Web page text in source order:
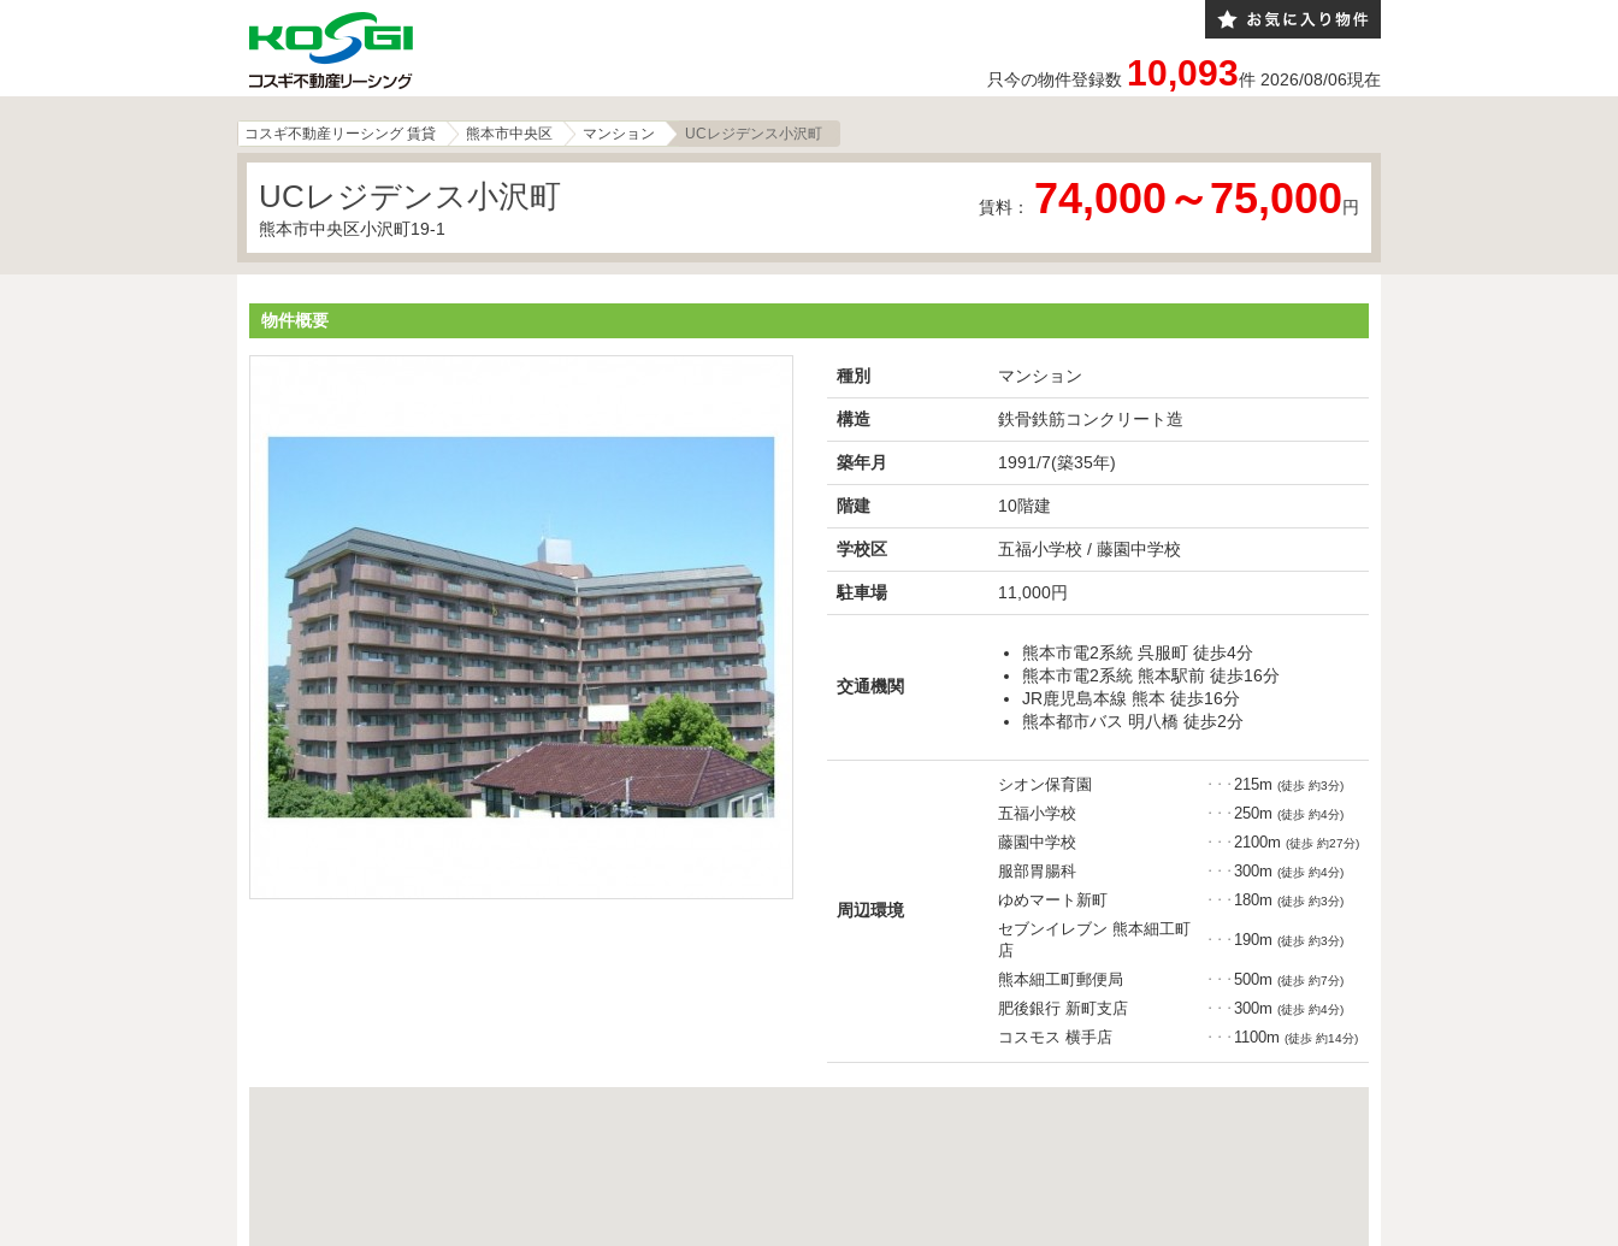
只今の物件登録数 10,093件 2026/08/06現在
コスギ不動産リーシング 賃貸 熊本市中央区 マンション UCレジデンス小沢町
UCレジデンス小沢町
熊本市中央区小沢町19-1
賃料： 74,000～75,000円
物件概要
種別 マンション
構造 鉄骨鉄筋コンクリート造
築年月 1991/7(築35年)
階建 10階建
学校区 五福小学校 / 藤園中学校
駐車場 11,000円
交通機関
熊本市電2系統 呉服町 徒歩4分
熊本市電2系統 熊本駅前 徒歩16分
JR鹿児島本線 熊本 徒歩16分
熊本都市バス 明八橋 徒歩2分
周辺環境
シオン保育園 ・・・ 215m (徒歩 約3分)
五福小学校 ・・・ 250m (徒歩 約4分)
藤園中学校 ・・・ 2100m (徒歩 約27分)
服部胃腸科 ・・・ 300m (徒歩 約4分)
ゆめマート新町 ・・・ 180m (徒歩 約3分)
セブンイレブン 熊本細工町
店
・・・ 190m (徒歩 約3分)
熊本細工町郵便局 ・・・ 500m (徒歩 約7分)
肥後銀行 新町支店 ・・・ 300m (徒歩 約4分)
コスモス 横手店 ・・・ 1100m (徒歩 約14分)